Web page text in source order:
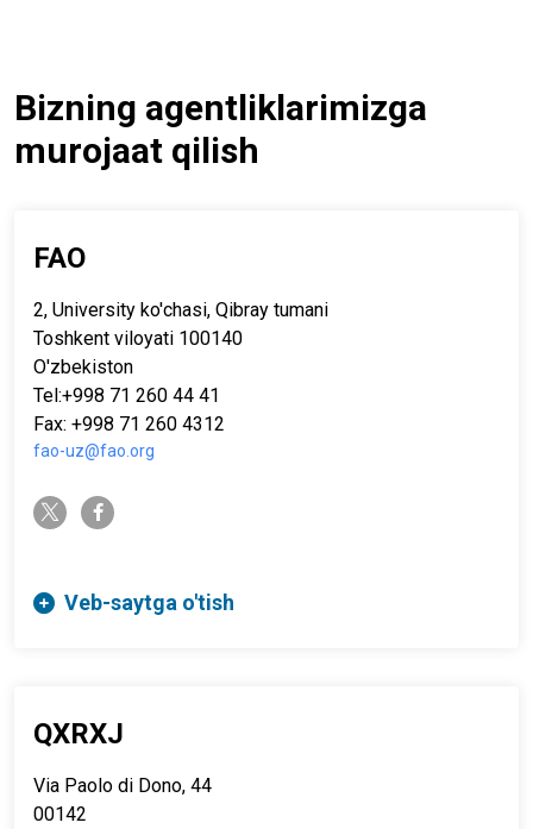
Bizning agentliklarimizga
murojaat qilish
FAO
2, University ko'chasi, Qibray tumani
Toshkent viloyati 100140
O'zbekiston
Tel:+998 71 260 44 41
Fax: +998 71 260 4312
fao-uz@fao.org
twitter-x facebook-f
Veb-saytga o'tish
QXRXJ
Via Paolo di Dono, 44
00142